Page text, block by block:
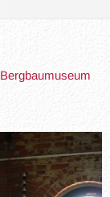
Bergbaumuseum